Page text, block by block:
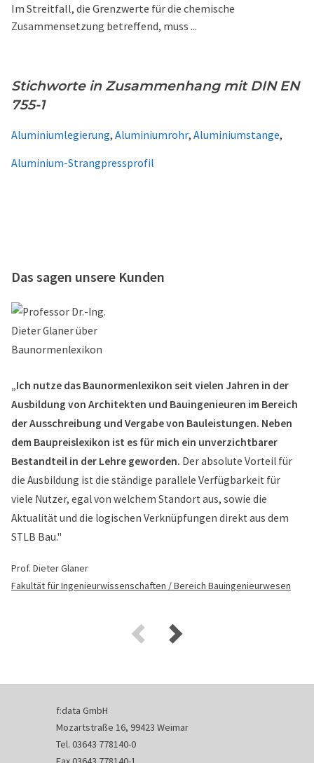
Im Streitfall, die Grenzwerte für die chemische
Zusammensetzung betreffend, muss ...
Stichworte in Zusammenhang mit DIN EN
755-1
Aluminiumlegierung, Aluminiumrohr, Aluminiumstange,
Aluminium-Strangpressprofil
Das sagen unsere Kunden
„Ich nutze das Baunormenlexikon seit vielen Jahren in der
Ausbildung von Architekten und Bauingenieuren im Bereich
der Ausschreibung und Vergabe von Bauleistungen. Neben
dem Baupreislexikon ist es für mich ein unverzichtbarer
Bestandteil in der Lehre geworden. Der absolute Vorteil für
die Ausbildung ist die ständige parallele Verfügbarkeit für
viele Nutzer, egal von welchem Standort aus, sowie die
Aktualität und die logischen Verknüpfungen direkt aus dem
STLB Bau."
Prof. Dieter Glaner
Fakultät für Ingenieurwissenschaften / Bereich Bauingenieurwesen
f:data GmbH
Mozartstraße 16, 99423 Weimar
Tel. 03643 778140-0